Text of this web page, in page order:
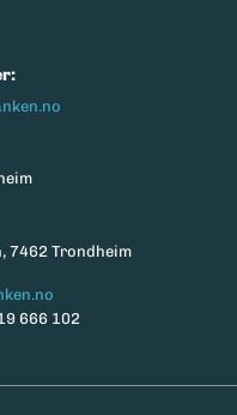
7462 Trondheim
666 102